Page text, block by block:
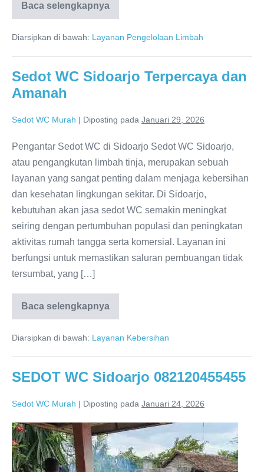
Baca selengkapnya
Sedot
WC
081286688848
dan
Diarsipkan di bawah: Layanan Pengelolaan Limbah
Sedot WC Sidoarjo Terpercaya dan
Amanah
Sedot WC Murah | Diposting pada Januari 29, 2026
Pengantar Sedot WC di Sidoarjo Sedot WC Sidoarjo,
atau pengangkutan limbah tinja, merupakan sebuah
layanan yang sangat penting dalam menjaga kebersihan
dan kesehatan lingkungan sekitar. Di Sidoarjo,
kebutuhan akan jasa sedot WC semakin meningkat
seiring dengan pertumbuhan populasi dan peningkatan
aktivitas rumah tangga serta komersial. Layanan ini
berfungsi untuk memastikan saluran pembuangan tidak
tersumbat, yang […]
Baca selengkapnya
Sedot
WC
Terpercaya
Amanah
Diarsipkan di bawah: Layanan Kebersihan
SEDOT WC Sidoarjo 082120455455
Sedot WC Murah | Diposting pada Januari 24, 2026
SEDOT
WC
Sidoarjo